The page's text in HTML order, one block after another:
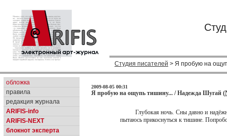
Студия писателей > Я пробую на
обложка
правила
редакция журнала
ARIFIS-info
ARIFIS-NEXT
блокнот эксперта
2009-08-05 00:31
Я пробую на ощупь тишину... / Надежда Шугай (
Глубокая ночь. Сны давно и
пытаюсь прикоснуться к тишине.